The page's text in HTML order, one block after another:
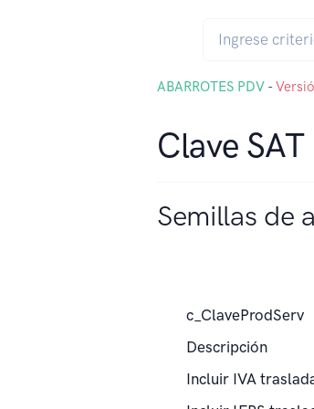
ABARROTES PDV -
Clave
Semillas de
c_ClaveProdServ
Descripción
Incluir IVA